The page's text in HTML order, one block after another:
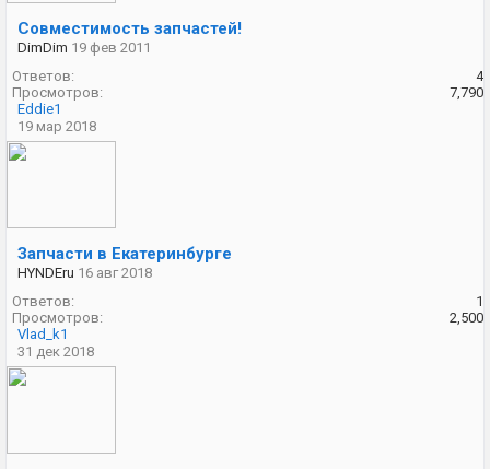
Совместимость запчастей!
DimDim 19 фев 2011
Ответов:
4
Просмотров:
7,790
Eddie1
19 мар 2018
Запчасти в Екатеринбурге
HYNDEru 16 авг 2018
Ответов:
1
Просмотров:
2,500
Vlad_k1
31 дек 2018